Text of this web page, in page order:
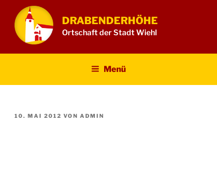
Inhalt
springen
DRABENDERHÖHE
Ortschaft der Stadt Wiehl
Menü
VERÖFFENTLICHT
10. MAI 2012 VON ADMIN